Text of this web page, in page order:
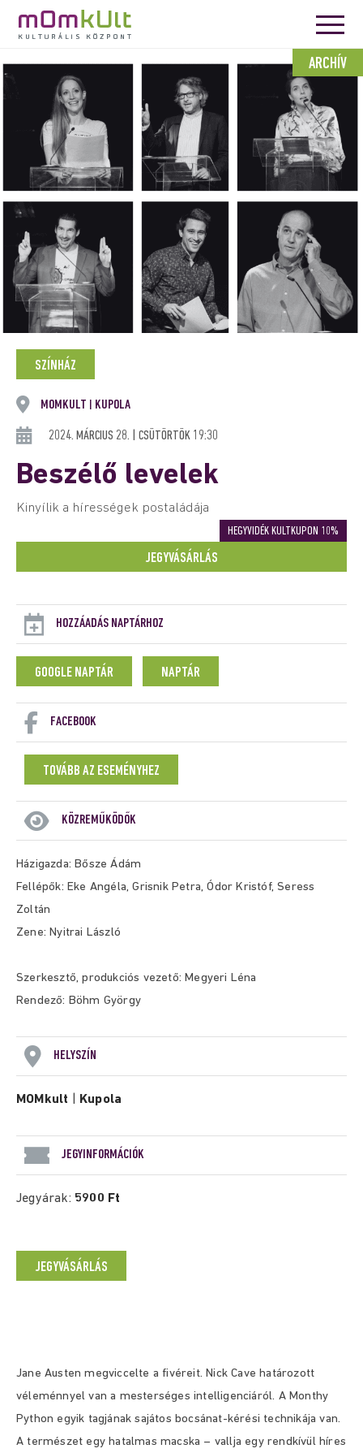
ARCHÍV
SZÍNHÁZ
MOMKULT KUPOLA
2024. MÁRCIUS 28. | CSÜTÖRTÖK 19:30
Beszélő levelek
Kinyílik a hírességek postaládája
HEGYVIDÉK KULTKUPON 10%
JEGYVÁSÁRLÁS
HOZZÁADÁS NAPTÁRHOZ
GOOGLE NAPTÁR NAPTÁR
FACEBOOK
TOVÁBB AZ ESEMÉNYHEZ
KÖZREMŰKÖDŐK
Házigazda: Bősze Ádám
Fellépők: Eke Angéla, Grisnik Petra, Ódor Kristóf, Seress
Zoltán
Zene: Nyitrai László
Szerkesztő, produkciós vezető: Megyeri Léna
Rendező: Böhm György
HELYSZÍN
MOMkult Kupola
JEGYINFORMÁCIÓK
Jegyárak: 5900 Ft
JEGYVÁSÁRLÁS
Jane Austen megviccelte a fivéreit. Nick Cave határozott
véleménnyel van a mesterséges intelligenciáról. A Monthy
Python egyik tagjának sajátos bocsánat-kérési technikája van.
A természet egy hatalmas macska – vallja egy rendkívül híres